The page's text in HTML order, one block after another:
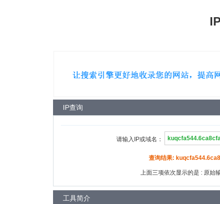
IP查询
请输入IP或域名：
查询结果:
上面三项依次显示的是 : 原始
工具简介